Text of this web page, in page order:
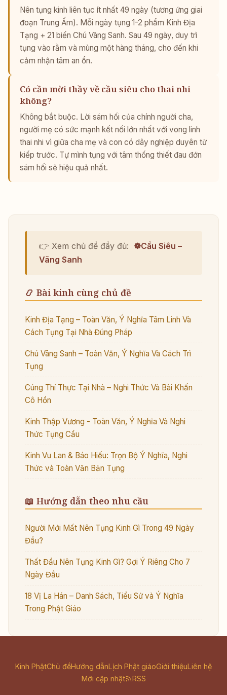
Nên tụng kinh liên tục ít nhất 49 ngày (tương ứng giai
đoạn Trung Ấm). Mỗi ngày tụng 1-2 phẩm Kinh Địa
Tạng + 21 biến Chú Vãng Sanh. Sau 49 ngày, duy trì
tụng vào rằm và mùng một hàng tháng, cho đến khi
cảm nhận tâm an ổn.
Có cần mời thầy về cầu siêu cho thai nhi
không?
Không bắt buộc. Lời sám hối của chính người cha,
người mẹ có sức mạnh kết nối lớn nhất với vong linh
thai nhi vì giữa cha mẹ và con có dây nghiệp duyên từ
kiếp trước. Tự mình tụng với tâm thống thiết đau đớn
sám hối sẽ hiệu quả nhất.
👉 Xem chủ đề đầy đủ: ☸️Cầu Siêu –
Vãng Sanh
📿 Bài kinh cùng chủ đề
Kinh Địa Tạng – Toàn Văn, Ý Nghĩa Tâm Linh Và
Cách Tụng Tại Nhà Đúng Pháp
Chú Vãng Sanh – Toàn Văn, Ý Nghĩa Và Cách Trì
Tụng
Cúng Thí Thực Tại Nhà – Nghi Thức Và Bài Khấn
Cô Hồn
Kinh Thập Vương - Toàn Văn, Ý Nghĩa Và Nghi
Thức Tụng Cầu
Kinh Vu Lan & Báo Hiếu: Trọn Bộ Ý Nghĩa, Nghi
Thức và Toàn Văn Bản Tụng
📖 Hướng dẫn theo nhu cầu
Người Mới Mất Nên Tụng Kinh Gì Trong 49 Ngày
Đầu?
Thất Đầu Nên Tụng Kinh Gì? Gợi Ý Riêng Cho 7
Ngày Đầu
18 Vị La Hán – Danh Sách, Tiểu Sử và Ý Nghĩa
Trong Phật Giáo
Kinh PhậtChủ đềHướng dẫnLịch Phật giáoGiới thiệuLiên hệ
Mới cập nhật
RSS